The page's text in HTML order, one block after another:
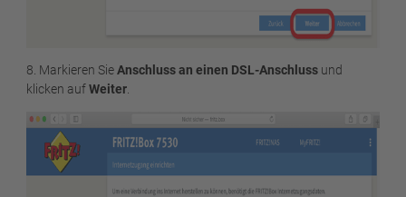
8. Markieren SieAnschluss an einen DSL-Anschluss und
klicken aufWeiter